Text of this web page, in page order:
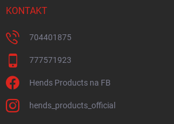
KONTAKT
704401875
777571923
Hends Products na FB
hends_products_official